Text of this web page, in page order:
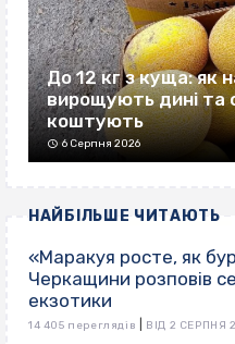
До 12 кг з куща: як
вирощують дині та
коштують
6 Серпня 2026
НАЙБІЛЬШЕ ЧИТАЮТЬ
«Маракуя росте, як
Черкащини розповів
екзотики
14 405 переглядів ВІД 2 СЕРПНЯ